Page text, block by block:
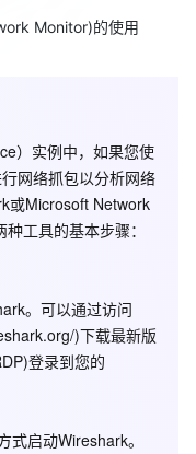
Monitor)的使用
）实例中，如果您使
网络抓包以分析网络
或Microsoft Network
工具的基本步骤：
。可以通过访问
)下载最新版
登录到您的
式启动Wireshark。